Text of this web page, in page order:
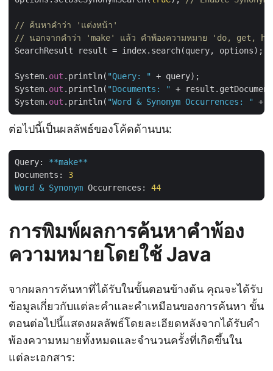
// ค้นหาคำว่า 'แต่งหน้า'
// นอกจากคำว่า 'make' แล้ว คำพ้องความหมาย 'do, get,
SearchResult result = index.search(query, options);
System. out .println( "Query: "
+ query);
System. out .println( "Documents: "
+
System. out .println( "Word & Synonym Occurrences: "
ต่อไปนี้เป็นผลลัพธ์ของโค้ดด้านบน:
Query:
**make**
Documents:
3
Word
& Synonym Occurrences: 44
การพิมพ์ผลการค้นหาคำพ้อง
ความหมายโดยใช้ Java
จากผลการค้นหาที่ได้รับในขั้นตอนข้างต้น คุณจะได้รับ
ข้อมูลเกี่ยวกับแต่ละคำและคำเหมือนของการค้นหา ขั้น
ตอนต่อไปนี้แสดงผลลัพธ์โดยละเอียดหลังจากได้รับคำ
พ้องความหมายทั้งหมดและจำนวนครั้งที่เกิดขึ้นใน
แต่ละเอกสาร: